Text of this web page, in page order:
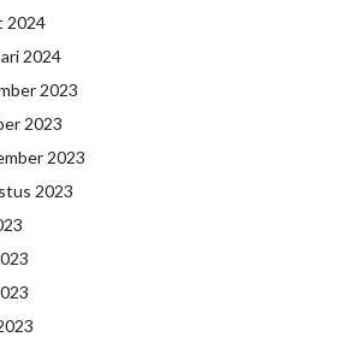
2024
2024
2023
2023
2023
2023